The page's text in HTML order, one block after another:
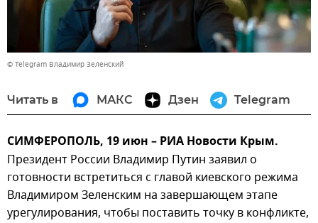
© Telegram Владимир Зеленский
Читать в МАКС Дзен Telegram
СИМФЕРОПОЛЬ, 19 июн – РИА Новости Крым.
Президент России Владимир Путин заявил о
готовности встретиться с главой киевского режима
Владимиром Зеленским на завершающем этапе
урегулирования, чтобы поставить точку в конфликте,